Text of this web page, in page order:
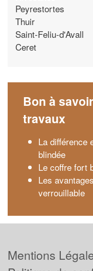
Peyrestortes
Thuir
Saint-Feliu-d'Avall
Ceret
Bon à
travaux
La différence
blindée
Le coffre fort
Les
verrouillable
Mentions